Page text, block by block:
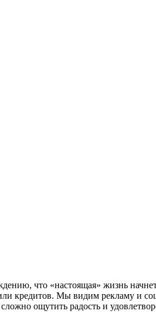
что «настоящая» жизнь
кредитов. Мы видим рекламу и
ощутить радость и